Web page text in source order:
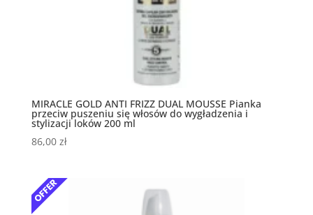
MIRACLE GOLD ANTI FRIZZ DUAL MOUSSE Pianka
przeciw puszeniu się włosów do wygładzenia i
stylizacji loków 200 ml
86,00 zł